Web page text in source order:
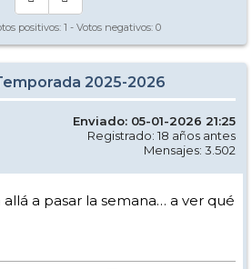
positivos: 1 - Votos negativos: 0
2025-2026
Enviado: 05-01-2026 21:25
Registrado: 18 años antes
Mensajes: 3.502
a pasar la semana… a ver qué